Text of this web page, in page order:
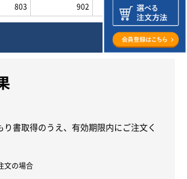
803 902
書取得のうえ、有効期限内にご注文く
文の場合